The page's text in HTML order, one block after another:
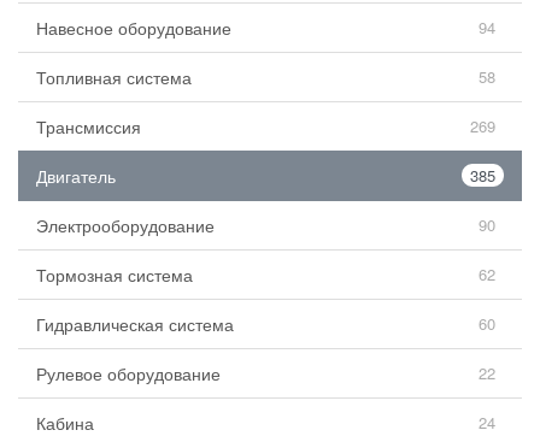
Навесное оборудование 94
Топливная система 58
Трансмиссия 269
Двигатель 385
Электрооборудование 90
Тормозная система 62
Гидравлическая система 60
Рулевое оборудование 22
Кабина 24